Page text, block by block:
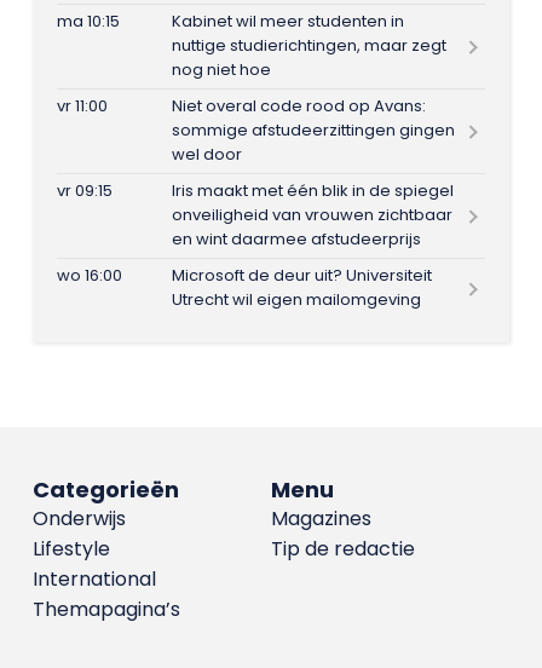
ma 10:15
Kabinet wil meer studenten in
nuttige studierichtingen, maar zegt
nog niet hoe
vr 11:00
Niet overal code rood op Avans:
sommige afstudeerzittingen gingen
wel door
vr 09:15
Iris maakt met één blik in de spiegel
onveiligheid van vrouwen zichtbaar
en wint daarmee afstudeerprijs
wo 16:00
Microsoft de deur uit? Universiteit
Utrecht wil eigen mailomgeving
Menu
Magazines
Tip de redactie
Categorieën
Onderwijs
Lifestyle
International
Themapagina’s